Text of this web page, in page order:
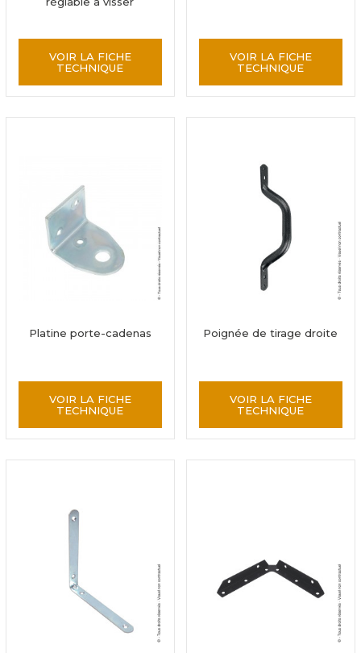
VOIR LA FICHE
TECHNIQUE
VOIR LA FICHE
TECHNIQUE
Platine porte-cadenas
VOIR LA FICHE
TECHNIQUE
Poignée de tirage droite
VOIR LA FICHE
TECHNIQUE